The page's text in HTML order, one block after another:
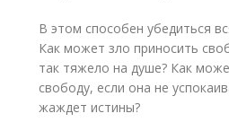
В этом способен убедиться
Как может зло приносить
так тяжело на душе? Как
свободу, если она не
жаждет истины?